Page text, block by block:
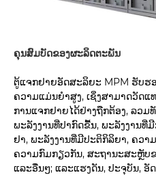
ຄຸນສົມບັດຂອງຜະລິດຕະພັນ
ຕູ້ແຈກຢາຍອັດສະລິຍະ MPM ຮັບຮ
ຄວາມແມ່ນຍໍາສູງ, ເຊິ່ງສາມາດວັດແ
ການແຈກຢາຍໄດ້ຢ່າງຖືກຕ້ອງ, ລວມ
ພະລັງງານທີ່ປາກົດຂື້ນ, ພະລັງງານທີ່
ຢາ, ພະລັງງານທີ່ມີປະຕິກິລິຍາ, ຄວາ
ຄວາມກົມກຽວກັນ, ສະຖານະສະຫຼັບ
ແລະອື່ນໆ; ແລະແຮງດັນ, ປະຈຸບັນ, ອັ